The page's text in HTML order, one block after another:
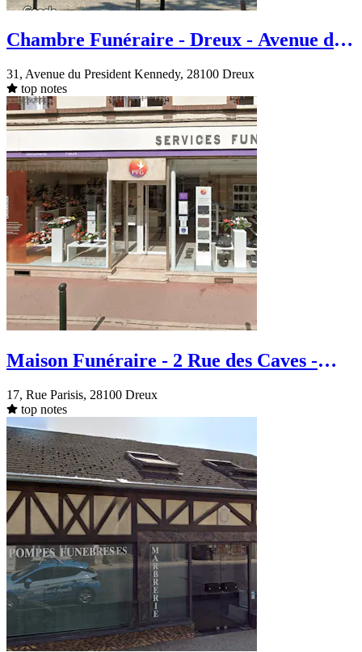
Chambre Funéraire - Dreux - Avenue du
31, Avenue du President Kennedy, 28100 Dreux
top notes
Maison Funéraire - 2 Rue des Caves -
17, Rue Parisis, 28100 Dreux
top notes